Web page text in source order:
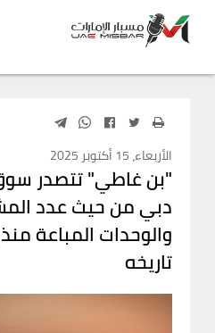
الأربعاء، 15 أكتوبر 2025
"بن غاطي" تتصدر
دبي من حيث عدد
والوحدات المباعة
تاريخه